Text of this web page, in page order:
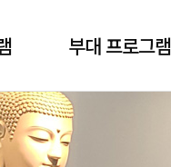
부대 프로그램